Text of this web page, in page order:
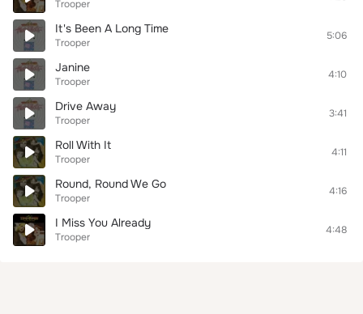
Trooper
It's Been A Long Time
Trooper
5:06
Janine
Trooper
4:10
Drive Away
Trooper
3:41
Roll With It
Trooper
4:11
Round, Round We Go
Trooper
4:16
I Miss You Already
Trooper
4:48